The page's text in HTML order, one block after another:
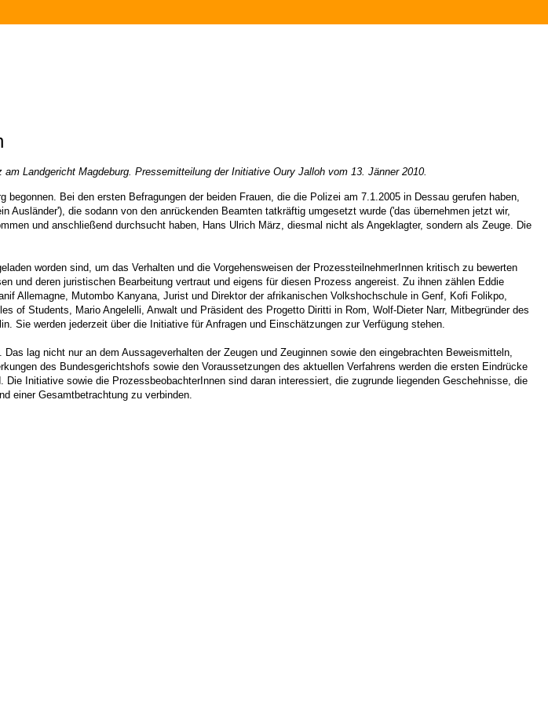
Landgericht Magdeburg. Pressemitteilung der Initiative Oury Jalloh vom 13. Jänner 2010.
Bei den ersten Befragungen der beiden Frauen, die die Polizei am 7.1.2005 in Dessau gerufen haben,
die sodann von den anrückenden Beamten tatkräftig umgesetzt wurde ('das übernehmen jetzt wir,
und anschließend durchsucht haben, Hans Ulrich März, diesmal nicht als Angeklagter, sondern als Zeuge. Die
worden sind, um das Verhalten und die Vorgehensweisen der ProzessteilnehmerInnen kritisch zu bewerten
und deren juristischen Bearbeitung vertraut und eigens für diesen Prozess angereist. Zu ihnen zählen Eddie
Allemagne, Mutombo Kanyana, Jurist und Direktor der afrikanischen Volkshochschule in Genf, Kofi Folikpo,
of Students, Mario Angelelli, Anwalt und Präsident des Progetto Diritti in Rom, Wolf-Dieter Narr, Mitbegründer des
Sie werden jederzeit über die Initiative für Anfragen und Einschätzungen zur Verfügung stehen.
lag nicht nur an dem Aussageverhalten der Zeugen und Zeuginnen sowie den eingebrachten Beweismitteln,
des Bundesgerichtshofs sowie den Voraussetzungen des aktuellen Verfahrens werden die ersten Eindrücke
Initiative sowie die ProzessbeobachterInnen sind daran interessiert, die zugrunde liegenden Geschehnisse, die
einer Gesamtbetrachtung zu verbinden.